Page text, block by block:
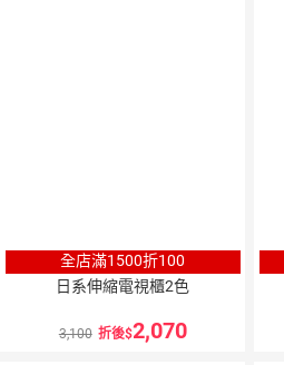
全店滿1500折100
日系伸縮電視櫃2色
3,100 折後 2,070